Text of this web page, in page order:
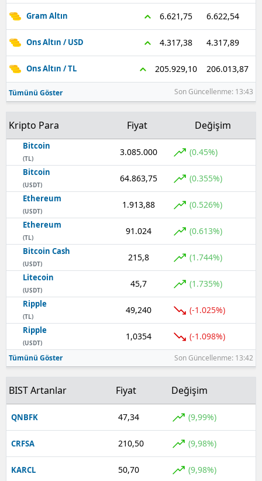
Gram Altın 6.621,75 6.622,54
Ons Altın / USD 4.317,38 4.317,89
Ons Altın / TL 205.929,10 206.013,87
Tümünü Göster Son Güncellenme: 13:43
Kripto Para Fiyat Değişim
Bitcoin
(TL)
3.085.000 (0.45%)
Bitcoin
(USDT)
64.863,75 (0.355%)
Ethereum
(USDT)
1.913,88 (0.526%)
Ethereum
(TL)
91.024 (0.613%)
Bitcoin Cash
(USDT)
215,8 (1.744%)
Litecoin
(USDT)
45,7 (1.735%)
Ripple
(TL)
49,240 (-1.025%)
Ripple
(USDT)
1,0354 (-1.098%)
Tümünü Göster Son Güncellenme: 13:42
BIST Artanlar Fiyat Değişim
QNBFK 47,34 (9,99%)
CRFSA 210,50 (9,98%)
KARCL 50,70 (9,98%)